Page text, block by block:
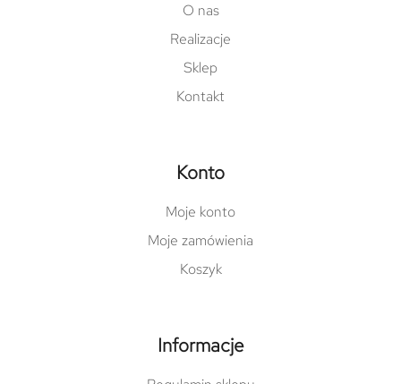
O nas
Realizacje
Sklep
Kontakt
Konto
Moje konto
Moje zamówienia
Koszyk
Informacje